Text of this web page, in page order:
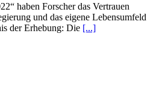
haben Forscher das Vertrauen
und das eigene Lebensumfeld
der Erhebung: Die [...]